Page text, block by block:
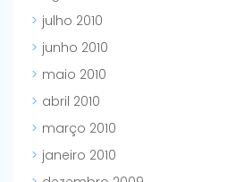
julho 2010
junho 2010
maio 2010
abril 2010
março 2010
janeiro 2010